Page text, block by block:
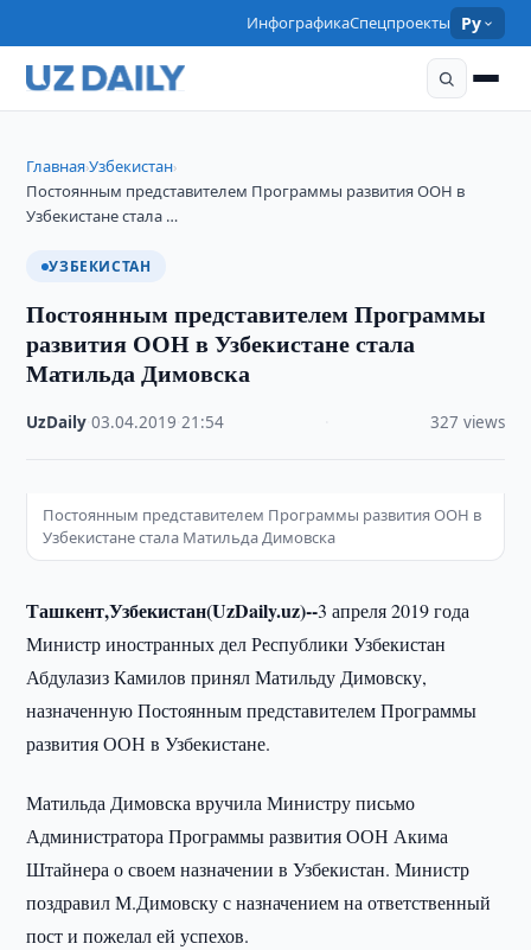
ИнфографикаСпецпроекты Ру
Главная›Узбекистан›
Постоянным представителем Программы развития ООН в
Узбекистане стала …
УЗБЕКИСТАН
Постоянным представителем Программы
развития ООН в Узбекистане стала
Матильда Димовска
UzDaily ·03.04.2019 ·21:54 327 views
Постоянным представителем Программы развития ООН в
Узбекистане стала Матильда Димовска
Ташкент,Узбекистан(UzDaily.uz)--3 апреля 2019 года
Министр иностранных дел Республики Узбекистан
Абдулазиз Камилов принял Матильду Димовску,
назначенную Постоянным представителем Программы
развития ООН в Узбекистане.
Матильда Димовска вручила Министру письмо
Администратора Программы развития ООН Акима
Штайнера о своем назначении в Узбекистан. Министр
поздравил М.Димовску с назначением на ответственный
пост и пожелал ей успехов.